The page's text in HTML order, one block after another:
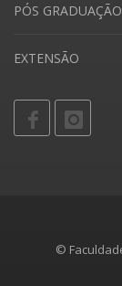
PÓS GRADUAÇÃO
EXTENSÃO
©